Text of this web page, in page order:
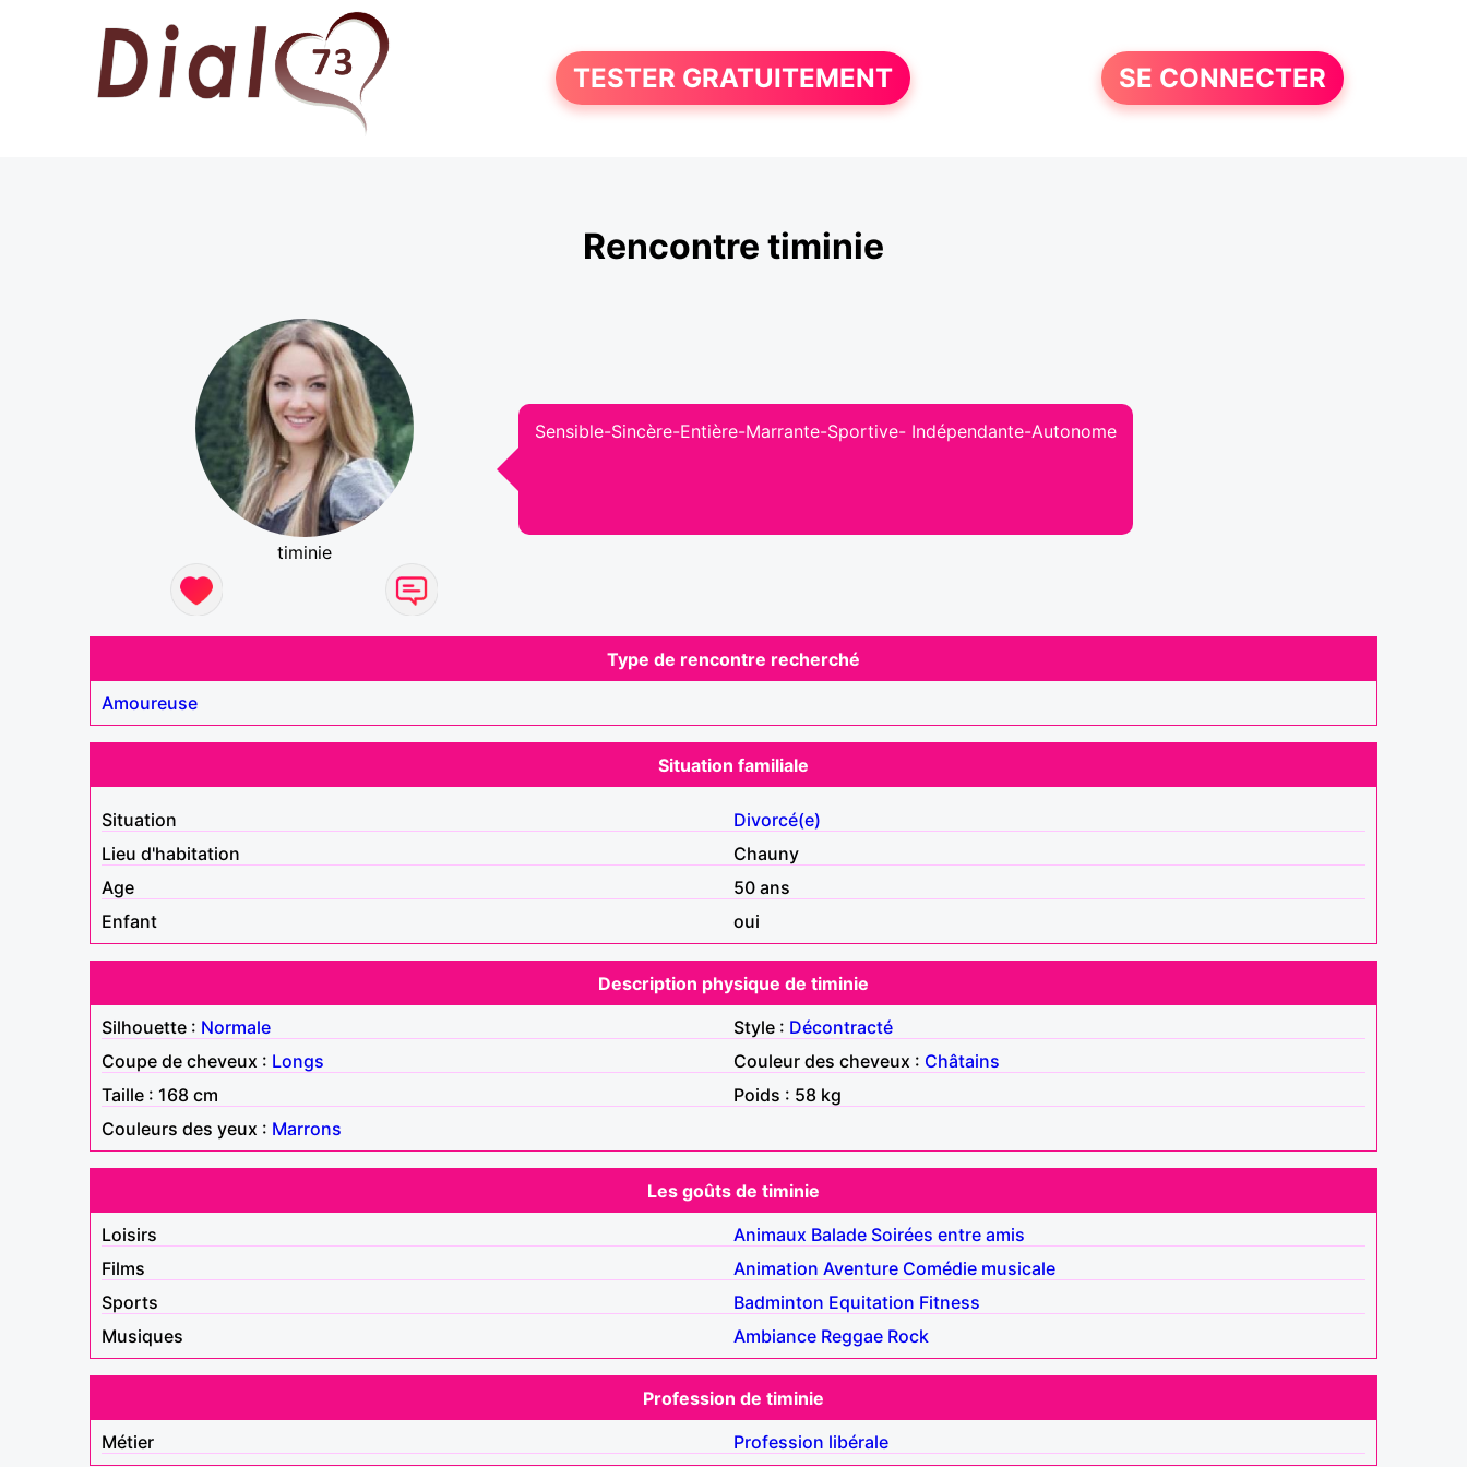
TESTER GRATUITEMENT SE CONNECTER
Rencontre timinie
timinie
Sensible-Sincère-Entière-Marrante-Sportive- Indépendante-Autonome
Type de rencontre recherché
Amoureuse
Situation familiale
Situation
Divorcé(e)
Lieu d'habitation
Chauny
Age
50 ans
Enfant
oui
Description physique de timinie
Silhouette : Normale Style : Décontracté
Coupe de cheveux : Longs Couleur des cheveux : Châtains
Taille : 168 cm
Poids : 58 kg
Couleurs des yeux : Marrons
Les goûts de timinie
Loisirs
Animaux Balade Soirées entre amis
Films
Animation Aventure Comédie musicale
Sports
Badminton Equitation Fitness
Musiques
Ambiance Reggae Rock
Profession de timinie
Métier
Profession libérale